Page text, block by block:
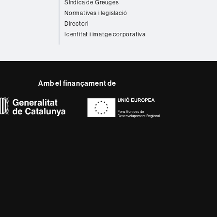
Síndica de Greuges
Normatives i legislació
Directori
Identitat i imatge corporativa
Amb el finançament de
diversificada,
models de l'Europa
innovador de la seva